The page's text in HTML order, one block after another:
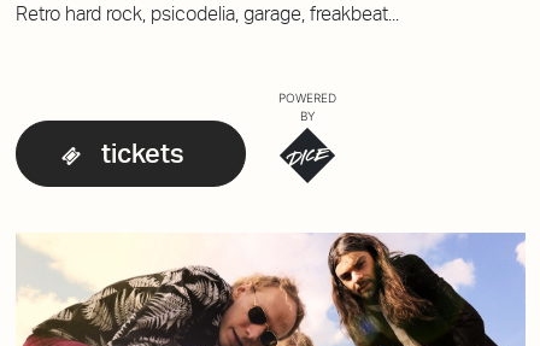
Retro hard rock, psicodelia, garage, freakbeat...
tickets
POWERED
BY